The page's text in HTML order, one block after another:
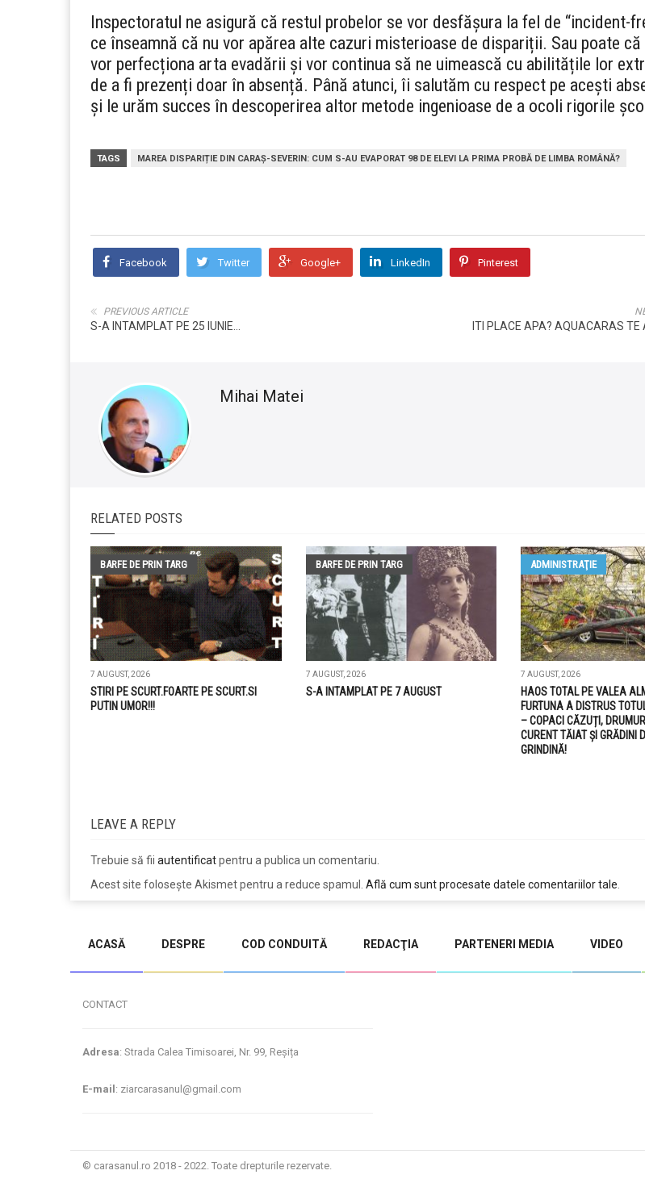
Inspectoratul ne asigură că restul probelor se vor desfășura la fel de “incident-
ce înseamnă că nu vor apărea alte cazuri misterioase de dispariții. Sau poate
vor perfecționa arta evadării și vor continua să ne uimească cu abilitățile lor
de a fi prezenți doar în absență. Până atunci, îi salutăm cu respect pe acești
și le urăm succes în descoperirea altor metode ingenioase de a ocoli rigorile
TAGS MAREA DISPARIȚIE DIN CARAȘ-SEVERIN: CUM S-AU EVAPORAT 98 DE ELEVI LA PRIMA PROBĂ DE LIMBA ROMÂNĂ?
Facebook Twitter Google+ LinkedIn Pinterest
ITI PLACE APA? AQUACARAS
PREVIOUS ARTICLE
S-A INTAMPLAT PE 25 IUNIE...
Mihai Matei
RELATED POSTS
BARFE DE PRIN TARG
7 AUGUST, 2026
STIRI PE SCURT.FOARTE PE SCURT.SI
PUTIN UMOR!!!
BARFE DE PRIN TARG
7 AUGUST, 2026
S-A INTAMPLAT PE 7 AUGUST
ADMINISTRAŢIE
7 AUGUST, 2026
HAOS TOTAL PE VALEA
FURTUNA A DISTRUS
– COPACI CĂZUȚI,
CURENT TĂIAT ȘI GRĂDINI
GRINDINĂ!
LEAVE A REPLY
Trebuie să fii autentificatpentru a publica un comentariu.
Acest site folosește Akismet pentru a reduce spamul. Află cum sunt procesate datele comentariilor tale.
ACASĂ DESPRE COD CONDUITĂ REDACŢIA PARTENERI MEDIA VIDEO
CONTACT
Adresa: Strada Calea Timisoarei, Nr. 99, Reșița
E-mail : ziarcarasanul@gmail.com
© carasanul.ro 2018 - 2022. Toate drepturile rezervate.